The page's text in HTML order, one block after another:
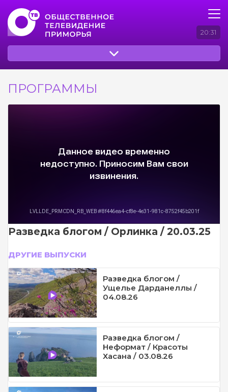
20:31
ПРОГРАММЫ
Разведка блогом / Орлинка / 20.03.25
ДРУГИЕ ВЫПУСКИ
Разведка блогом /
Ущелье Дарданеллы /
04.08.26
Разведка блогом /
Неформат / Красоты
Хасана / 03.08.26